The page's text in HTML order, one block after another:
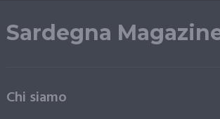
Sardegna
Chi siamo